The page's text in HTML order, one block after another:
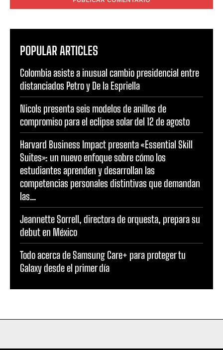
POPULAR ARTICLES
Colombia asiste a inusual cambio presidencial entre
distanciados Petro y De la Espriella
Nicols presenta seis modelos de anillos de
compromiso para el eclipse solar del 12 de agosto
Harvard Business Impact presenta «Essential Skill
Suites»: un nuevo enfoque sobre cómo los
estudiantes aprenden y desarrollan las
competencias personales distintivas que demandan
las...
Jeannette Sorrell, directora de orquesta, prepara su
debut en México
Todo acerca de Samsung Care+ para proteger tu
Galaxy desde el primer día